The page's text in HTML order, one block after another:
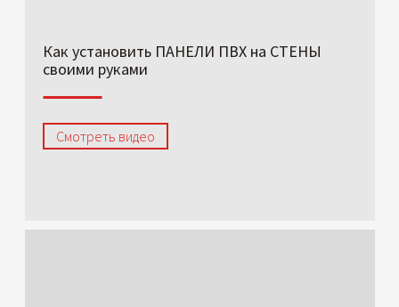
Как установить ПАНЕЛИ ПВХ на СТЕНЫ
своими руками
Смотреть видео